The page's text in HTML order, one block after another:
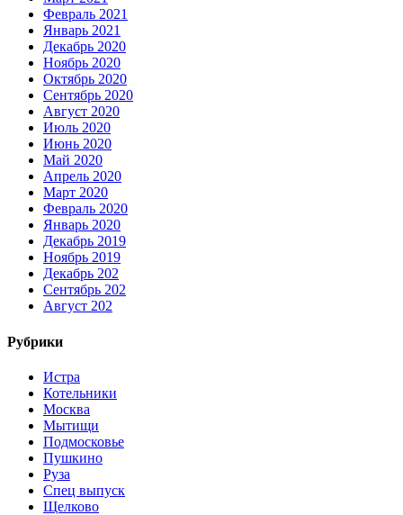
Февраль 2021
Январь 2021
Декабрь 2020
Ноябрь 2020
Октябрь 2020
Сентябрь 2020
Август 2020
Июль 2020
Июнь 2020
Май 2020
Апрель 2020
Март 2020
Февраль 2020
Январь 2020
Декабрь 2019
Ноябрь 2019
Декабрь 202
Сентябрь 202
Август 202
Рубрики
Истра
Котельники
Москва
Мытищи
Подмосковье
Пушкино
Руза
Спец выпуск
Щелково